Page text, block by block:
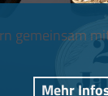
gemeinsam
Mehr